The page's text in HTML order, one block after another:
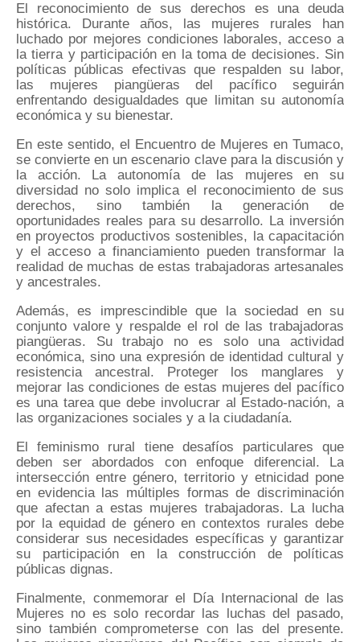
El reconocimiento de sus derechos es una deuda
histórica. Durante años, las mujeres rurales han
luchado por mejores condiciones laborales, acceso a
la tierra y participación en la toma de decisiones. Sin
políticas públicas efectivas que respalden su labor,
las mujeres piangüeras del pacífico seguirán
enfrentando desigualdades que limitan su autonomía
económica y su bienestar.
En este sentido, el Encuentro de Mujeres en Tumaco,
se convierte en un escenario clave para la discusión y
la acción. La autonomía de las mujeres en su
diversidad no solo implica el reconocimiento de sus
derechos, sino también la generación de
oportunidades reales para su desarrollo. La inversión
en proyectos productivos sostenibles, la capacitación
y el acceso a financiamiento pueden transformar la
realidad de muchas de estas trabajadoras artesanales
y ancestrales.
Además, es imprescindible que la sociedad en su
conjunto valore y respalde el rol de las trabajadoras
piangüeras. Su trabajo no es solo una actividad
económica, sino una expresión de identidad cultural y
resistencia ancestral. Proteger los manglares y
mejorar las condiciones de estas mujeres del pacífico
es una tarea que debe involucrar al Estado-nación, a
las organizaciones sociales y a la ciudadanía.
El feminismo rural tiene desafíos particulares que
deben ser abordados con enfoque diferencial. La
intersección entre género, territorio y etnicidad pone
en evidencia las múltiples formas de discriminación
que afectan a estas mujeres trabajadoras. La lucha
por la equidad de género en contextos rurales debe
considerar sus necesidades específicas y garantizar
su participación en la construcción de políticas
públicas dignas.
Finalmente, conmemorar el Día Internacional de las
Mujeres no es solo recordar las luchas del pasado,
sino también comprometerse con las del presente.